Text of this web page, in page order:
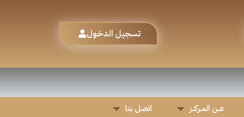
تسجيل الدخول
عــن المـركــز اتصل بنا